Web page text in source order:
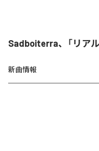
Sadboiterra、「リア
新曲情報